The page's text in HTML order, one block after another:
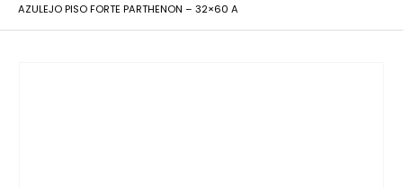
AZULEJO PISO FORTE PARTHENON – 32×60 A